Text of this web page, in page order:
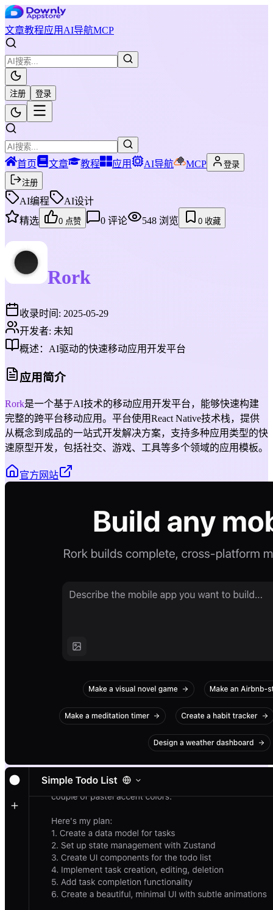
文章教程应用 AI导航MCP
注册 登录
首页 文章 教程 应用 AI导航 MCP
登录
注册
AI编程
AI设计
精选
0 点赞 0 评论 548 浏览 0 收藏
Rork
收录时间: 2025-05-29
开发者: 未知
概述： AI驱动的快速移动应用开发平台
应用简介
Rork是一个基于AI技术的移动应用开发平台，能够快速构建
完整的跨平台移动应用。平台使用React Native技术栈，提供
从概念到成品的一站式开发解决方案，支持多种应用类型的快
速原型开发，包括社交、游戏、工具等多个领域的应用模板。
官方网站